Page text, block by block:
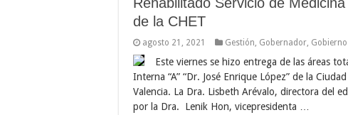
de la CHET
agosto 21, 2021 Gestión Gobernador
Este viernes se hizo entrega de las áreas
Interna “A” “Dr. José Enrique López” de la
Valencia. La Dra. Lisbeth Arévalo, directora del
por la Dra. Lenik Hon, vicepresidenta …